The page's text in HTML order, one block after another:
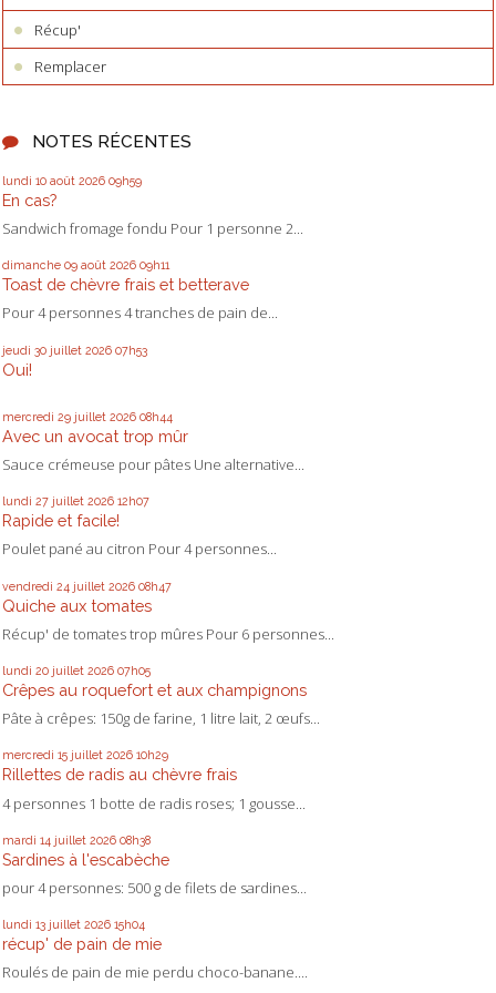
Récup'
Remplacer
NOTES RÉCENTES
lundi 10 août 2026 09h59
En cas?
Sandwich fromage fondu Pour 1 personne 2...
dimanche 09 août 2026 09h11
Toast de chèvre frais et betterave
Pour 4 personnes 4 tranches de pain de...
jeudi 30 juillet 2026 07h53
Oui!
mercredi 29 juillet 2026 08h44
Avec un avocat trop mûr
Sauce crémeuse pour pâtes Une alternative...
lundi 27 juillet 2026 12h07
Rapide et facile!
Poulet pané au citron Pour 4 personnes...
vendredi 24 juillet 2026 08h47
Quiche aux tomates
Récup' de tomates trop mûres Pour 6 personnes...
lundi 20 juillet 2026 07h05
Crêpes au roquefort et aux champignons
Pâte à crêpes: 150g de farine, 1 litre lait, 2 œufs...
mercredi 15 juillet 2026 10h29
Rillettes de radis au chèvre frais
4 personnes 1 botte de radis roses; 1 gousse...
mardi 14 juillet 2026 08h38
Sardines à l'escabèche
pour 4 personnes: 500 g de filets de sardines...
lundi 13 juillet 2026 15h04
récup' de pain de mie
Roulés de pain de mie perdu choco-banane....